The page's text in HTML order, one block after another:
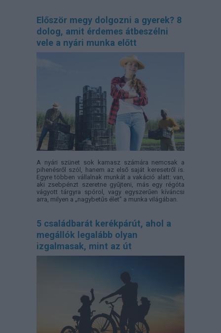
Először megy dolgozni a gyerek? 8
dolog, amit érdemes átbeszélni
vele a nyári munka előtt
A nyári szünet sok kamasz számára nemcsak a
pihenésről szól, hanem az első saját keresetről is.
Egyre többen vállalnak munkát a vakáció alatt: van,
aki zsebpénzt szeretne gyűjteni, más egy régóta
vágyott tárgyra spórol, vagy egyszerűen kíváncsi
arra, milyen a „nagybetűs élet” a munka világában.
5 családbarát kerékpárút, ahol a
megállók legalább olyan
izgalmasak, mint az út